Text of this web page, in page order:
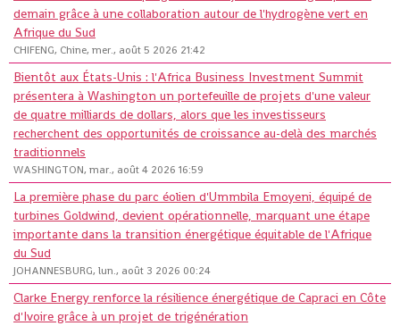
demain grâce à une collaboration autour de l'hydrogène vert en
Afrique du Sud
CHIFENG, Chine, mer., août 5 2026 21:42
Bientôt aux États-Unis : l'Africa Business Investment Summit
présentera à Washington un portefeuille de projets d'une valeur
de quatre milliards de dollars, alors que les investisseurs
recherchent des opportunités de croissance au-delà des marchés
traditionnels
WASHINGTON, mar., août 4 2026 16:59
La première phase du parc éolien d'Ummbila Emoyeni, équipé de
turbines Goldwind, devient opérationnelle, marquant une étape
importante dans la transition énergétique équitable de l'Afrique
du Sud
JOHANNESBURG, lun., août 3 2026 00:24
Clarke Energy renforce la résilience énergétique de Capraci en Côte
d'Ivoire grâce à un projet de trigénération